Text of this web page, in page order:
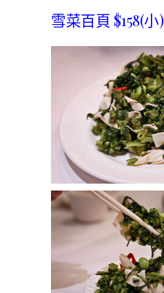
雪菜百頁 $158(小)